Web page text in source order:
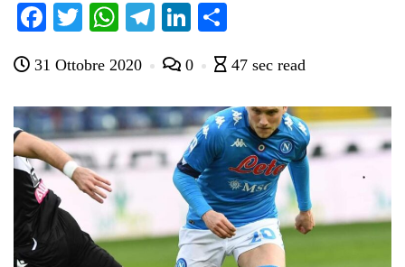
Fa
bo
ok
T
tte
r
W
ts
A
pp
Te
gr
a
m
Li
ed
In
di
vi
di
31 Ottobre 2020 0 47 sec read